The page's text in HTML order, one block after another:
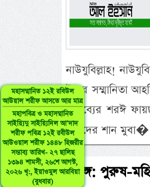
মহাসম্মানিত ১২ই রবিউল
আউয়াল শরীফ আসতে আর মাত্র
মহাপবিত্র ও মহাসম্মানিত
সাইয়্যিদু সাইয়্যিদিল আ’দাদ
শরীফ পবিত্র ১২ই রবীউল
আউওয়াল শরীফ ১৪৪৮ হিজরীর
সম্ভাব্য তারিখ- ২৭ ছালিছ
১৩৯৪ শামসী, ২৬শে আগস্ট,
২০২৬ খৃ:, ইয়াওমুল আরবিয়া
(বুধবার)
নাউযুবিল্লাহ!
উনার সম্মানিতা
বক্তব্যের শরঈ
উনাদের শান মুবা�
প্রসঙ্গ: পুরুষ-